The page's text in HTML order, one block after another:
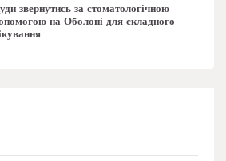
звернутись за стоматологічною
на Оболоні для складного